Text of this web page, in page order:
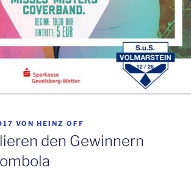
VON HEINZ OFF
den Gewinnern